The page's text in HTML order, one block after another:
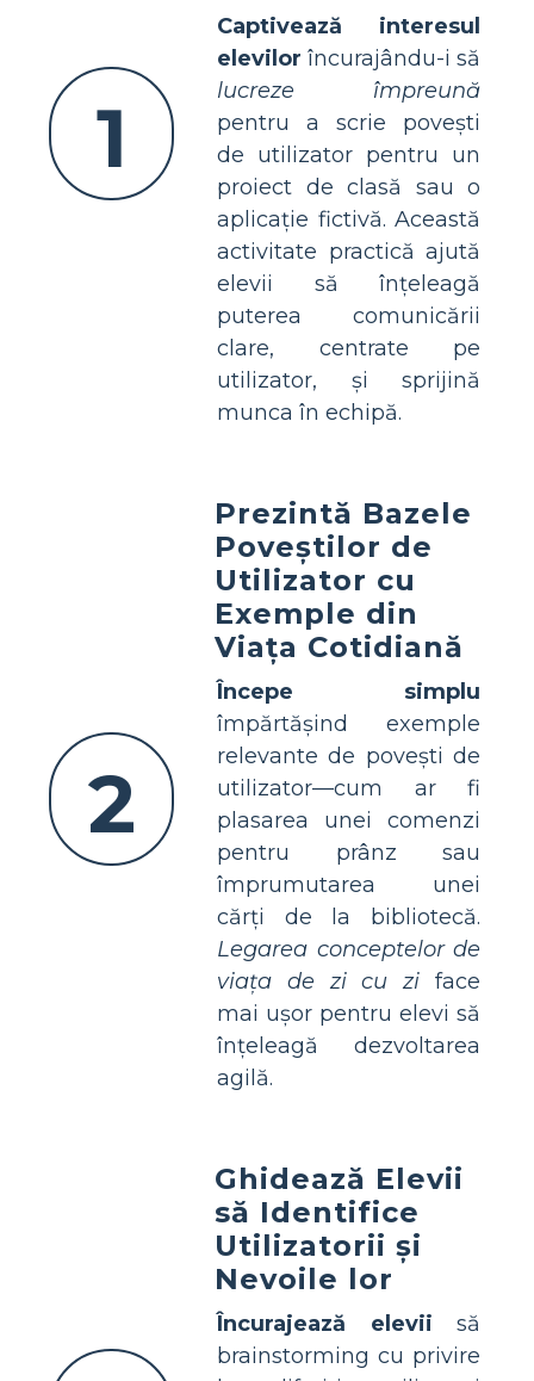
1
Captivează interesul
elevilor încurajându-i să
lucreze împreună
pentru a scrie povești
de utilizator pentru un
proiect de clasă sau o
aplicație fictivă. Această
activitate practică ajută
elevii să înțeleagă
puterea comunicării
clare, centrate pe
utilizator, și sprijină
munca în echipă.
2
Prezintă Bazele
Poveștilor de
Utilizator cu
Exemple din
Viața Cotidiană
Începe simplu
împărtășind exemple
relevante de povești de
utilizator—cum ar fi
plasarea unei comenzi
pentru prânz sau
împrumutarea unei
cărți de la bibliotecă.
Legarea conceptelor de
viața de zi cu zi face
mai ușor pentru elevi să
înțeleagă dezvoltarea
agilă.
Ghidează Elevii
să Identifice
Utilizatorii și
Nevoile lor
Încurajează elevii să
brainstorming cu privire